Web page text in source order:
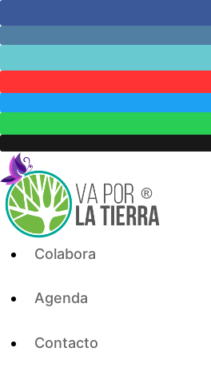
to
Colabora
Agenda
Contacto